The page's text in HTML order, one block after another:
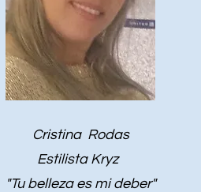
Cristina Rodas
Estilista Kryz
"Tu belleza es mi deber"